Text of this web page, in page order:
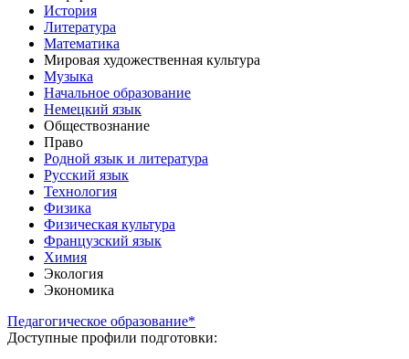
История
Литература
Математика
Мировая художественная культура
Музыка
Начальное образование
Немецкий язык
Обществознание
Право
Родной язык и литература
Русский язык
Технология
Физика
Физическая культура
Французский язык
Химия
Экология
Экономика
Педагогическое образование*
Доступные профили подготовки: